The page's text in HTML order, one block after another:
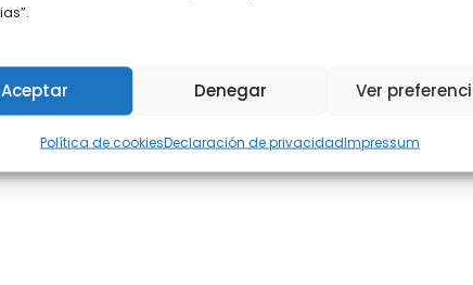
Aceptar Denegar Ver
Política de cookiesDeclaración de privacidadImpressum